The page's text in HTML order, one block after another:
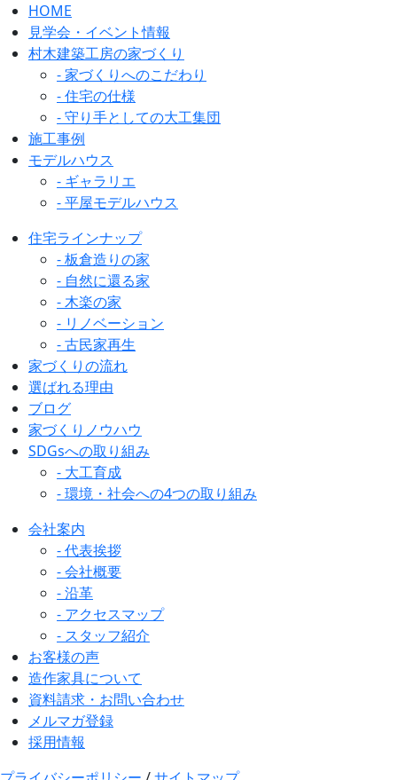
HOME
見学会・イベント情報
村木建築工房の家づくり
- 家づくりへのこだわり
- 住宅の仕様
- 守り手としての大工集団
施工事例
モデルハウス
- ギャラリエ
- 平屋モデルハウス
住宅ラインナップ
- 板倉造りの家
- 自然に還る家
- 木楽の家
- リノベーション
- 古民家再生
家づくりの流れ
選ばれる理由
ブログ
家づくりノウハウ
SDGsへの取り組み
- 大工育成
- 環境・社会への4つの取り組み
会社案内
- 代表挨拶
- 会社概要
- 沿革
- アクセスマップ
- スタッフ紹介
お客様の声
造作家具について
資料請求・お問い合わせ
メルマガ登録
採用情報